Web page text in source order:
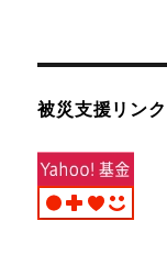
被災支援リンク